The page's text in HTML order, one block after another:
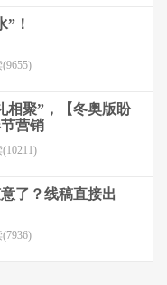
”！
(9655)
相聚”，【冬奥版盼
营销
(10211)
了？线稿直接出
(7936)